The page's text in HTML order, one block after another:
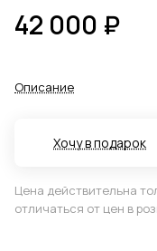
42 000 ₽
Описание
Хочу в подарок
Цена действительна
отличаться от цен в